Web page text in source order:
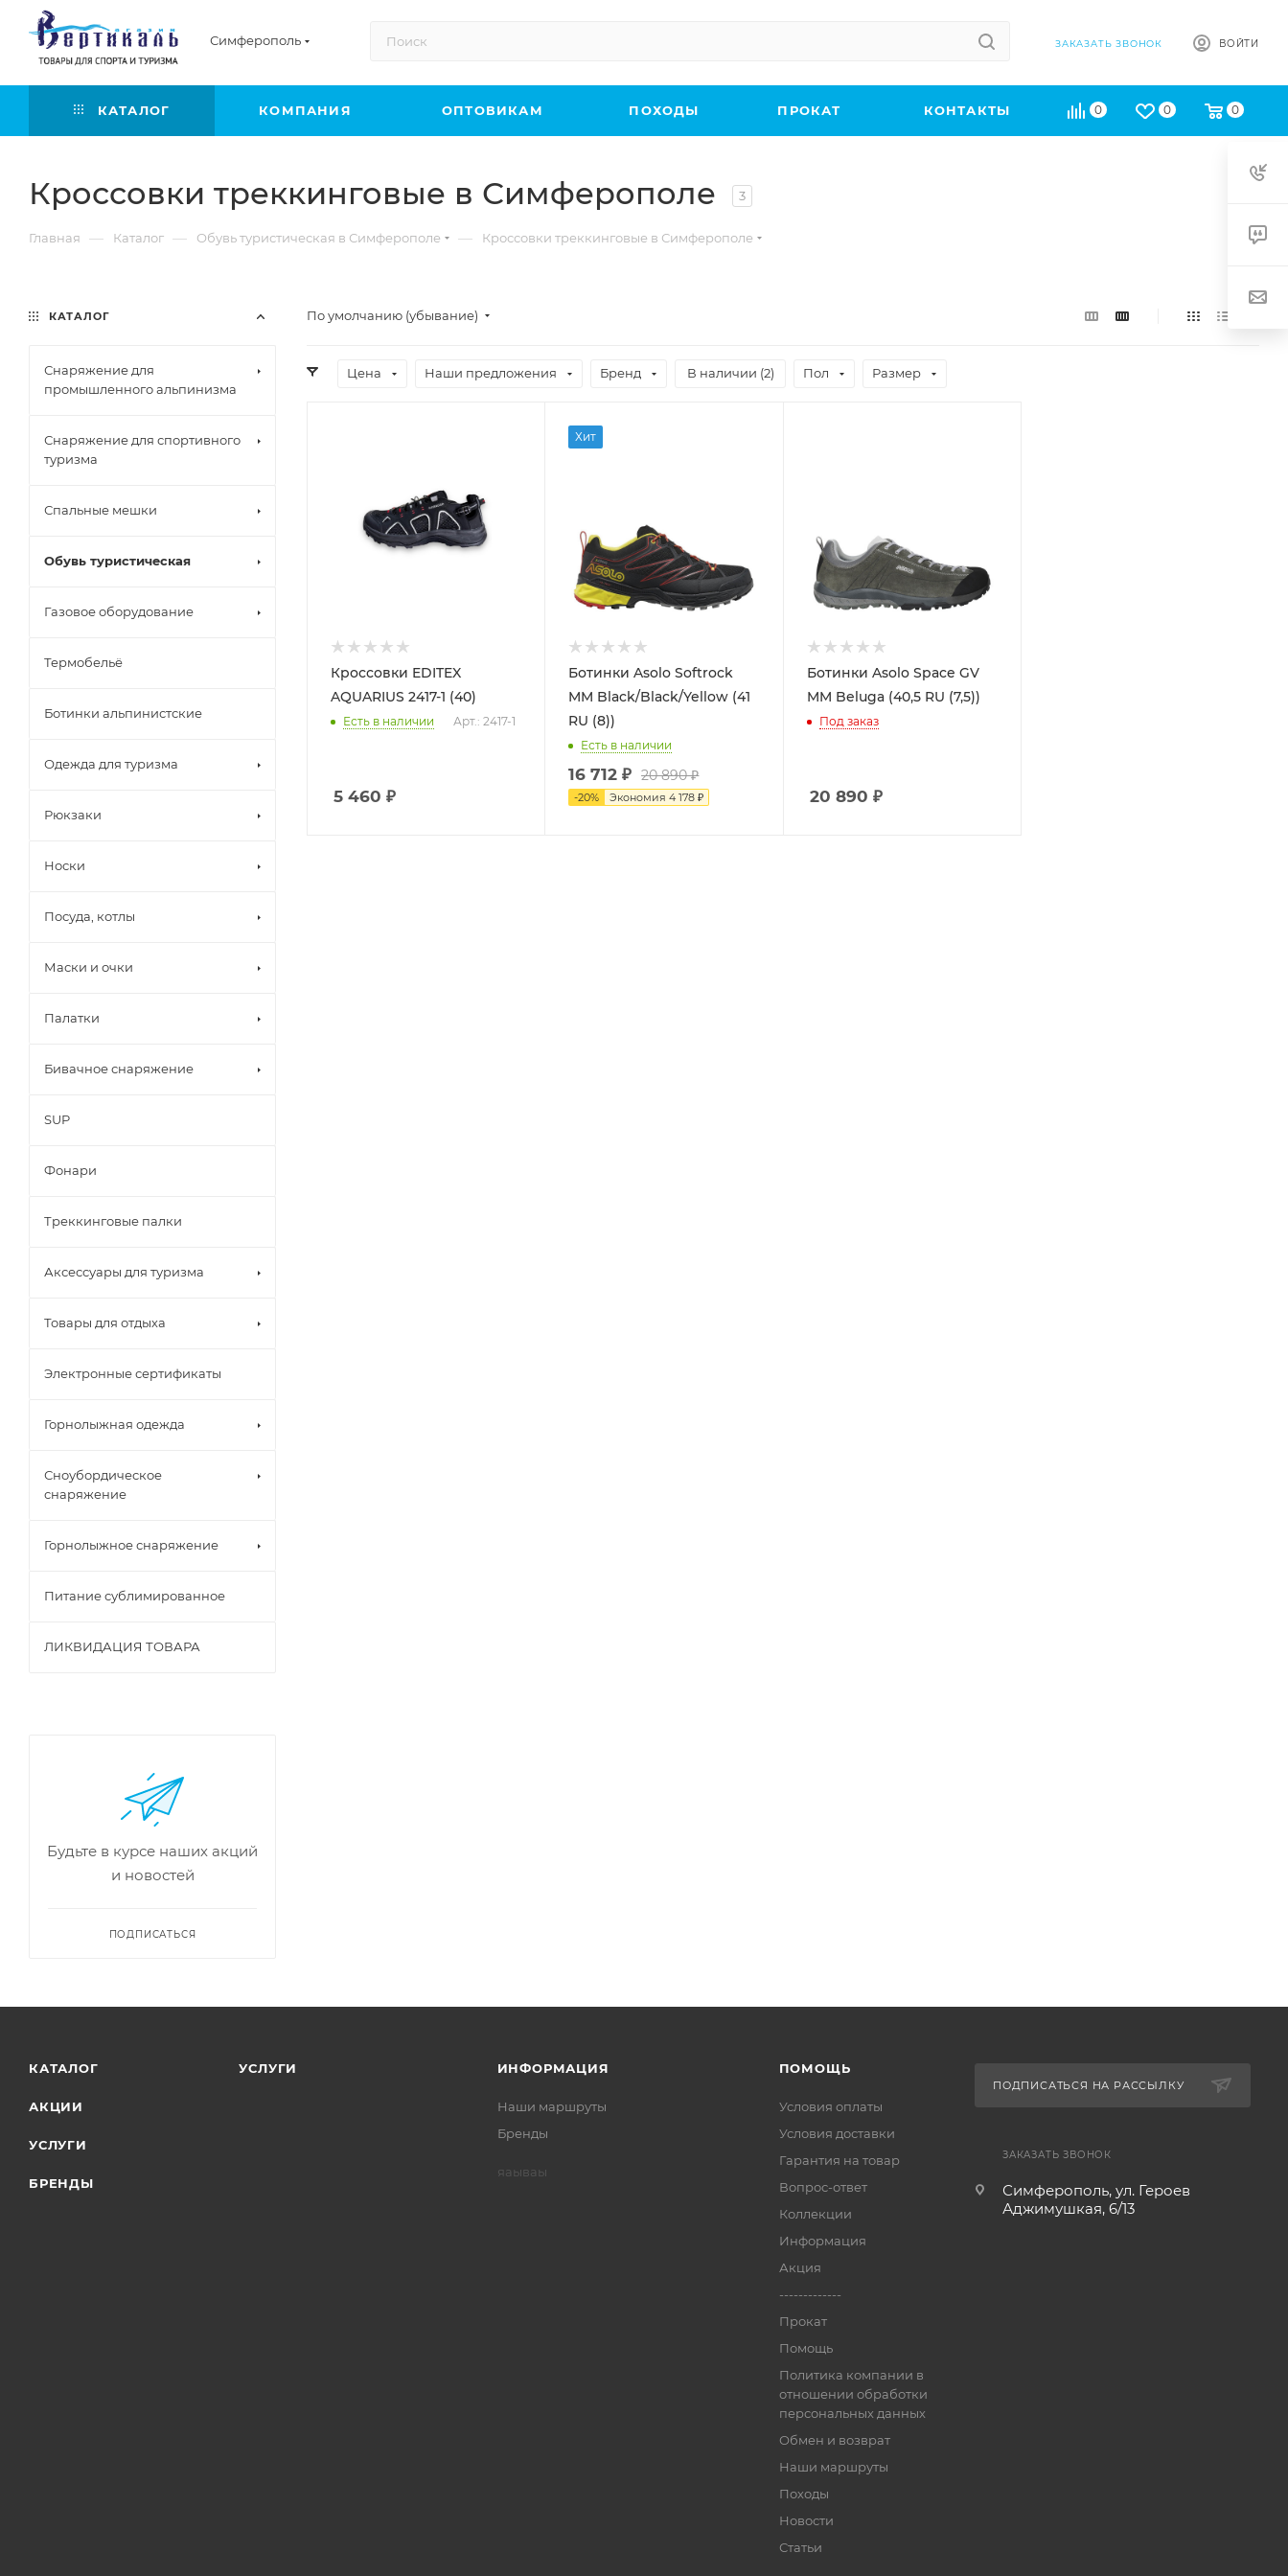
Симферополь ЗАКАЗАТЬ ЗВОНОК ВОЙТИ
0 0 0
КАТАЛОГ КОМПАНИЯ ОПТОВИКАМ ПОХОДЫ ПРОКАТ КОНТАКТЫ
Кроссовки треккинговые в Симферополе 3
Главная — Каталог — Обувь туристическая в Симферополе — Кроссовки треккинговые в Симферополе
По умолчанию (убывание)
Цена Наши предложения Бренд В наличии (2) Пол Размер
Кроссовки EDITEX
AQUARIUS 2417-1 (40)
Есть в наличии Арт.: 2417-1
5 460 ₽
Хит
Ботинки Asolo Softrock
MM Black/Black/Yellow (41
RU (8))
Есть в наличии
16 712 ₽ 20 890₽
-20% Экономия4 178 ₽
Ботинки Asolo Space GV
MM Beluga (40,5 RU (7,5))
Под заказ
20 890 ₽
КАТАЛОГ
Снаряжение для
промышленного альпинизма
Снаряжение для спортивного
туризма
Спальные мешки
Обувь туристическая
Газовое оборудование
Термобельё
Ботинки альпинистские
Одежда для туризма
Рюкзаки
Носки
Посуда, котлы
Маски и очки
Палатки
Бивачное снаряжение
SUP
Фонари
Треккинговые палки
Аксессуары для туризма
Товары для отдыха
Электронные сертификаты
Горнолыжная одежда
Сноубордическое
снаряжение
Горнолыжное снаряжение
Питание сублимированное
ЛИКВИДАЦИЯ ТОВАРА
Будьте в курсе наших акций
и новостей
ПОДПИСАТЬСЯ
КАТАЛОГ
АКЦИИ
УСЛУГИ
БРЕНДЫ
УСЛУГИ ИНФОРМАЦИЯ
Наши маршруты
Бренды
яаываы
ПОМОЩЬ
Условия оплаты
Условия доставки
Гарантия на товар
Вопрос-ответ
Коллекции
Информация
Акция
-------------
Прокат
Помощь
Политика компании в
отношении обработки
персональных данных
Обмен и возврат
Наши маршруты
Походы
Новости
Статьи
ПОДПИСАТЬСЯ НА РАССЫЛКУ
ЗАКАЗАТЬ ЗВОНОК
Симферополь, ул. Героев
Аджимушкая, 6/13